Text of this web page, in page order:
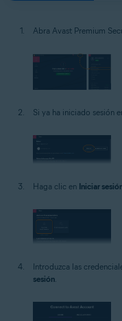
Abra Avast Premium
Si ya ha iniciado sesión
Haga clic en Iniciar
Introduzca las
sesión.